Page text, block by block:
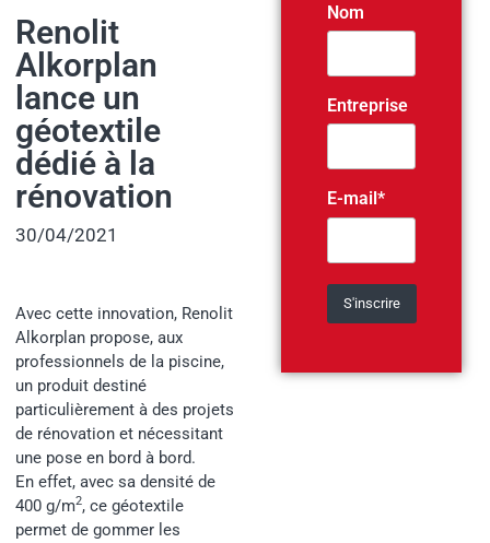
Renolit
Alkorplan
lance un
géotextile
dédié à la
rénovation
30/04/2021
Avec cette innovation, Renolit
Alkorplan propose, aux
professionnels de la piscine,
un produit destiné
particulièrement à des projets
de rénovation et nécessitant
une pose en bord à bord.
En effet, avec sa densité de
400 g/m2, ce géotextile
permet de gommer les
Nom
Entreprise
E-mail*